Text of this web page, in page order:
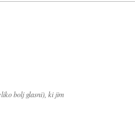
bolj glasni), ki jim